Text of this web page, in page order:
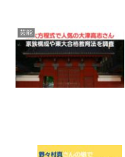
芸能